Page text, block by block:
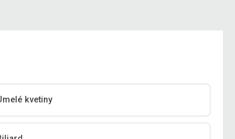
kvetiny